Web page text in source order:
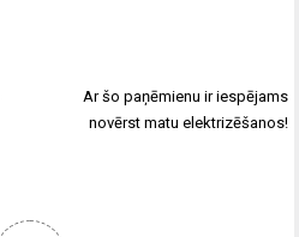
Ar šo paņēmienu ir iespējams
novērst matu elektrizēšanos!